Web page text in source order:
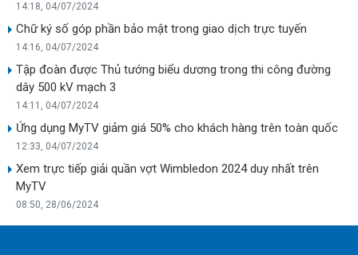
14:18, 04/07/2024
Chữ ký số góp phần bảo mật trong giao dịch trực tuyến
14:16, 04/07/2024
Tập đoàn được Thủ tướng biểu dương trong thi công đường
dây 500 kV mạch 3
14:11, 04/07/2024
Ứng dụng MyTV giảm giá 50% cho khách hàng trên toàn quốc
12:33, 04/07/2024
Xem trực tiếp giải quần vợt Wimbledon 2024 duy nhất trên
MyTV
08:50, 28/06/2024